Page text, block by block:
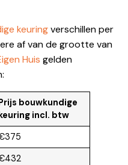
keuringverschillen per
af van de grootte van
Huis gelden
bouwkundige
incl. btw